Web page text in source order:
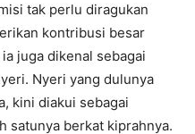
tak perlu diragukan
kontribusi besar
juga dikenal sebagai
Nyeri yang dulunya
kini diakui sebagai
satunya berkat kiprahnya.